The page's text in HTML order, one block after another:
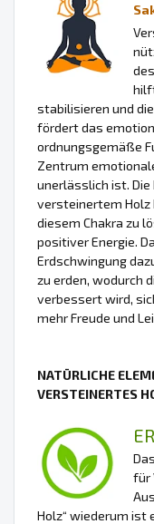
stabilisieren und
fördert das
ordnungsgemäße
Zentrum
unerlässlich ist. Die
versteinertem Holz
diesem Chakra zu
positiver Energie.
Erdschwingung
zu erden, wodurch
verbessert wird,
mehr Freude und
NATÜRLICHE
VERSTEINERTES
für
Holz“ wiederum ist